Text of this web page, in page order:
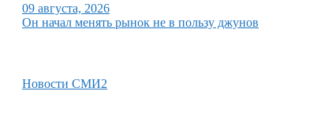
09 августа, 2026
Он начал менять рынок не в пользу джунов
Новости СМИ2